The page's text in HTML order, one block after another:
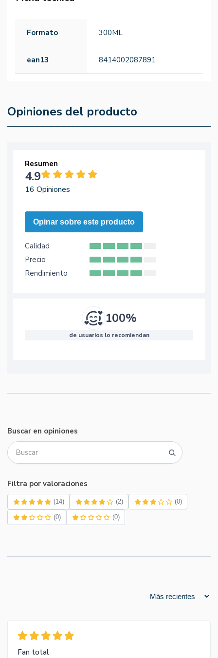
Formato 300ML
ean13 8414002087891
Opiniones del producto
Resumen
4.9
16 Opiniones
Opinar sobre este producto
Calidad
Precio
Rendimiento
100%
de usuarios lo recomiendan
Buscar en opiniones
Filtra por valoraciones
(14) (2) (0)
(0) (0)
Fan total